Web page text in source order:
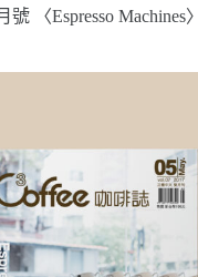
〈Espresso Machines〉